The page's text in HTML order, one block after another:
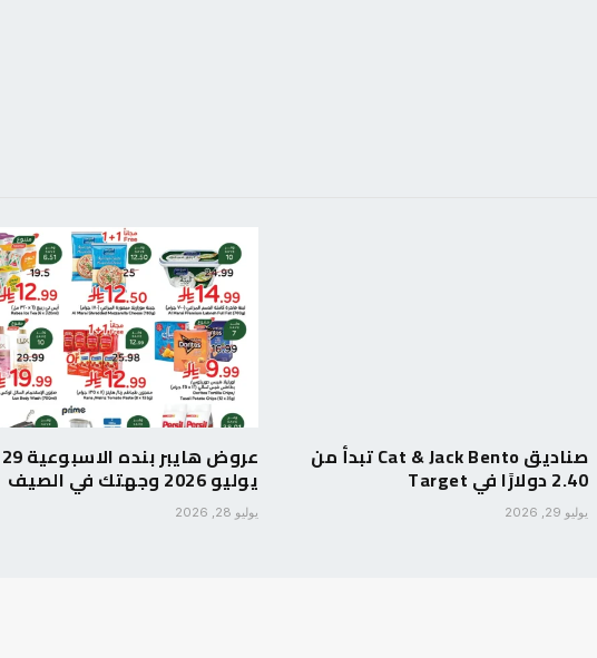
صناديق Cat & Jack Bento تبدأ من
2.40 دولارًا في Target
يوليو 29, 2026
عروض هايبر بنده الاسبوعية 29
يوليو 2026 وجهتك في الصيف
يوليو 28, 2026